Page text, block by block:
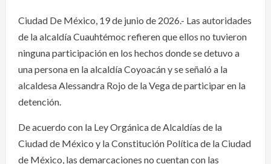
Ciudad De México, 19 de junio de 2026.- Las autoridades
de la alcaldía Cuauhtémoc refieren que ellos no tuvieron
ninguna participación en los hechos donde se detuvo a
una persona en la alcaldía Coyoacán y se señaló a la
alcaldesa Alessandra Rojo de la Vega de participar en la
detención.
De acuerdo con la Ley Orgánica de Alcaldías de la
Ciudad de México y la Constitución Política de la Ciudad
de México, las demarcaciones no cuentan con las